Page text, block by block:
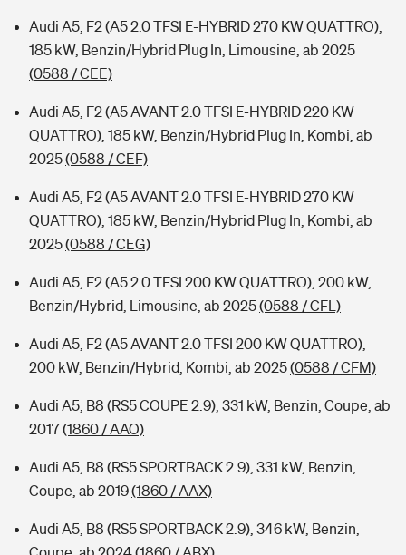
Audi A5, F2 (A5 2.0 TFSI E-HYBRID 270 KW QUATTRO),
185 kW, Benzin/Hybrid Plug In, Limousine, ab 2025
(0588 / CEE)
Audi A5, F2 (A5 AVANT 2.0 TFSI E-HYBRID 220 KW
QUATTRO), 185 kW, Benzin/Hybrid Plug In, Kombi, ab
2025(0588 / CEF)
Audi A5, F2 (A5 AVANT 2.0 TFSI E-HYBRID 270 KW
QUATTRO), 185 kW, Benzin/Hybrid Plug In, Kombi, ab
2025(0588 / CEG)
Audi A5, F2 (A5 2.0 TFSI 200 KW QUATTRO), 200 kW,
Benzin/Hybrid, Limousine, ab 2025(0588 / CFL)
Audi A5, F2 (A5 AVANT 2.0 TFSI 200 KW QUATTRO),
200 kW, Benzin/Hybrid, Kombi, ab 2025(0588 / CFM)
Audi A5, B8 (RS5 COUPE 2.9), 331 kW, Benzin, Coupe, ab
2017(1860 / AAO)
Audi A5, B8 (RS5 SPORTBACK 2.9), 331 kW, Benzin,
Coupe, ab 2019(1860 / AAX)
Audi A5, B8 (RS5 SPORTBACK 2.9), 346 kW, Benzin,